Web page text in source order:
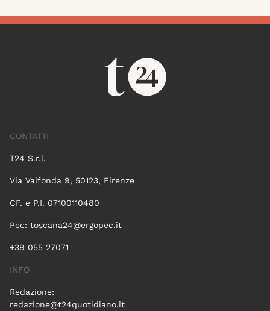
CONTATTI
T24 S.r.l.
Via Valfonda 9, 50123, Firenze
CF. e P.I. 07100110480
Pec: toscana24@ergopec.it
+39 055 27071
INFO
Redazione:
redazione@t24quotidiano.it